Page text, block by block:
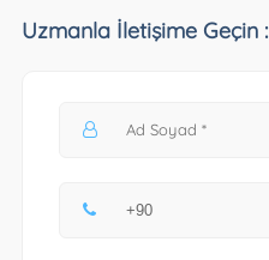
Uzmanla İletişime Geçin :